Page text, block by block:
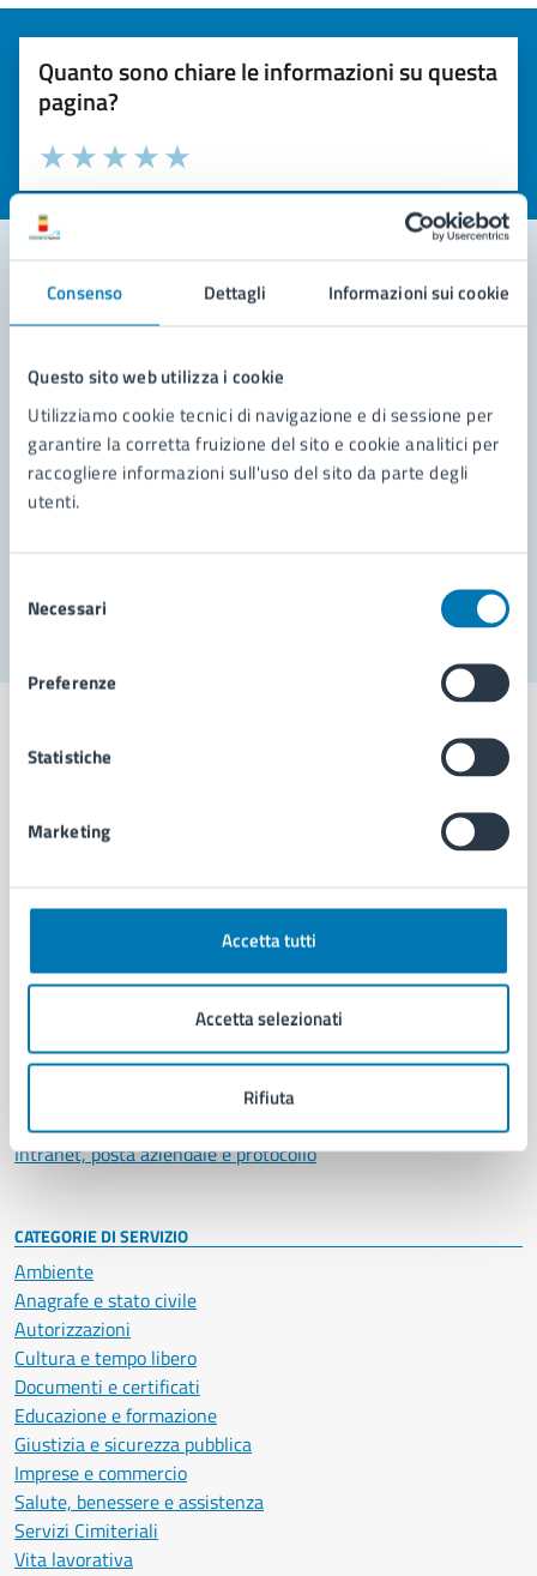
Consenso Dettagli Informazioni sui cookie
Questo sito web utilizza i cookie
Utilizziamo cookie tecnici di navigazione e di sessione per
garantire la corretta fruizione del sito e cookie analitici per
raccogliere informazioni sull'uso del sito da parte degli
utenti.
delNecessari
Preferenze
Statistiche
Marketing
Accetta tutti
Accetta selezionati
Rifiuta
Quanto sono chiare le informazioni su questa
pagina?
Valuta la chiarezza delle informazioni (da 1 a 5 stelle)
Seleziona il numero di stelle per valutare la chiarezza delle
Valuta 5 stelle su 5
Valuta 4 stelle su 5
Valuta 3 stelle su 5
Valuta 2 stelle su 5
Valuta 1 stelle su 5
Contatta il comune
Leggi le domande frequenti
Richiedi assistenza
Prenota appuntamento
Municipalità
Politici
Documenti e dati
Intranet, posta aziendale e protocollo
CATEGORIE DI SERVIZIO
Ambiente
Anagrafe e stato civile
Autorizzazioni
Cultura e tempo libero
Documenti e certificati
Educazione e formazione
Giustizia e sicurezza pubblica
Imprese e commercio
Salute, benessere e assistenza
Servizi Cimiteriali
Vita lavorativa